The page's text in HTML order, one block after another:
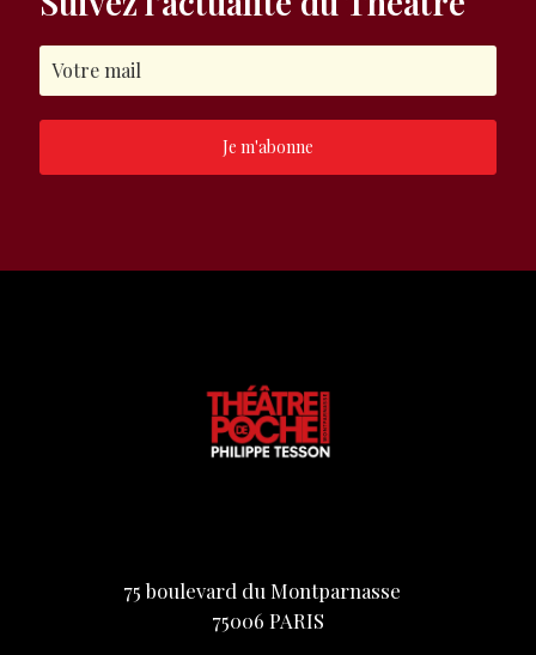
Je m'abonne
75 boulevard du Montparnasse
75006 PARIS